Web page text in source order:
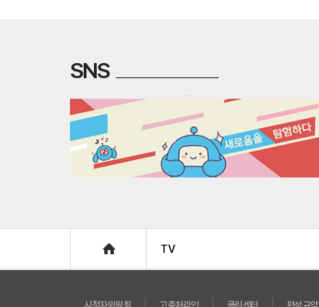
SNS
TV
시청자위원회 고충처리인 클린센터 편성규약